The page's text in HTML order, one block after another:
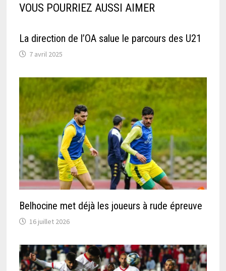
VOUS POURRIEZ AUSSI AIMER
La direction de l’OA salue le parcours des U21
7 avril 2025
Belhocine met déjà les joueurs à rude épreuve
16 juillet 2026